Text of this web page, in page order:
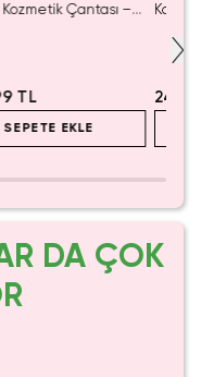
Kozmetik Çantası –
TL
SEPETE EKLE
DA ÇOK